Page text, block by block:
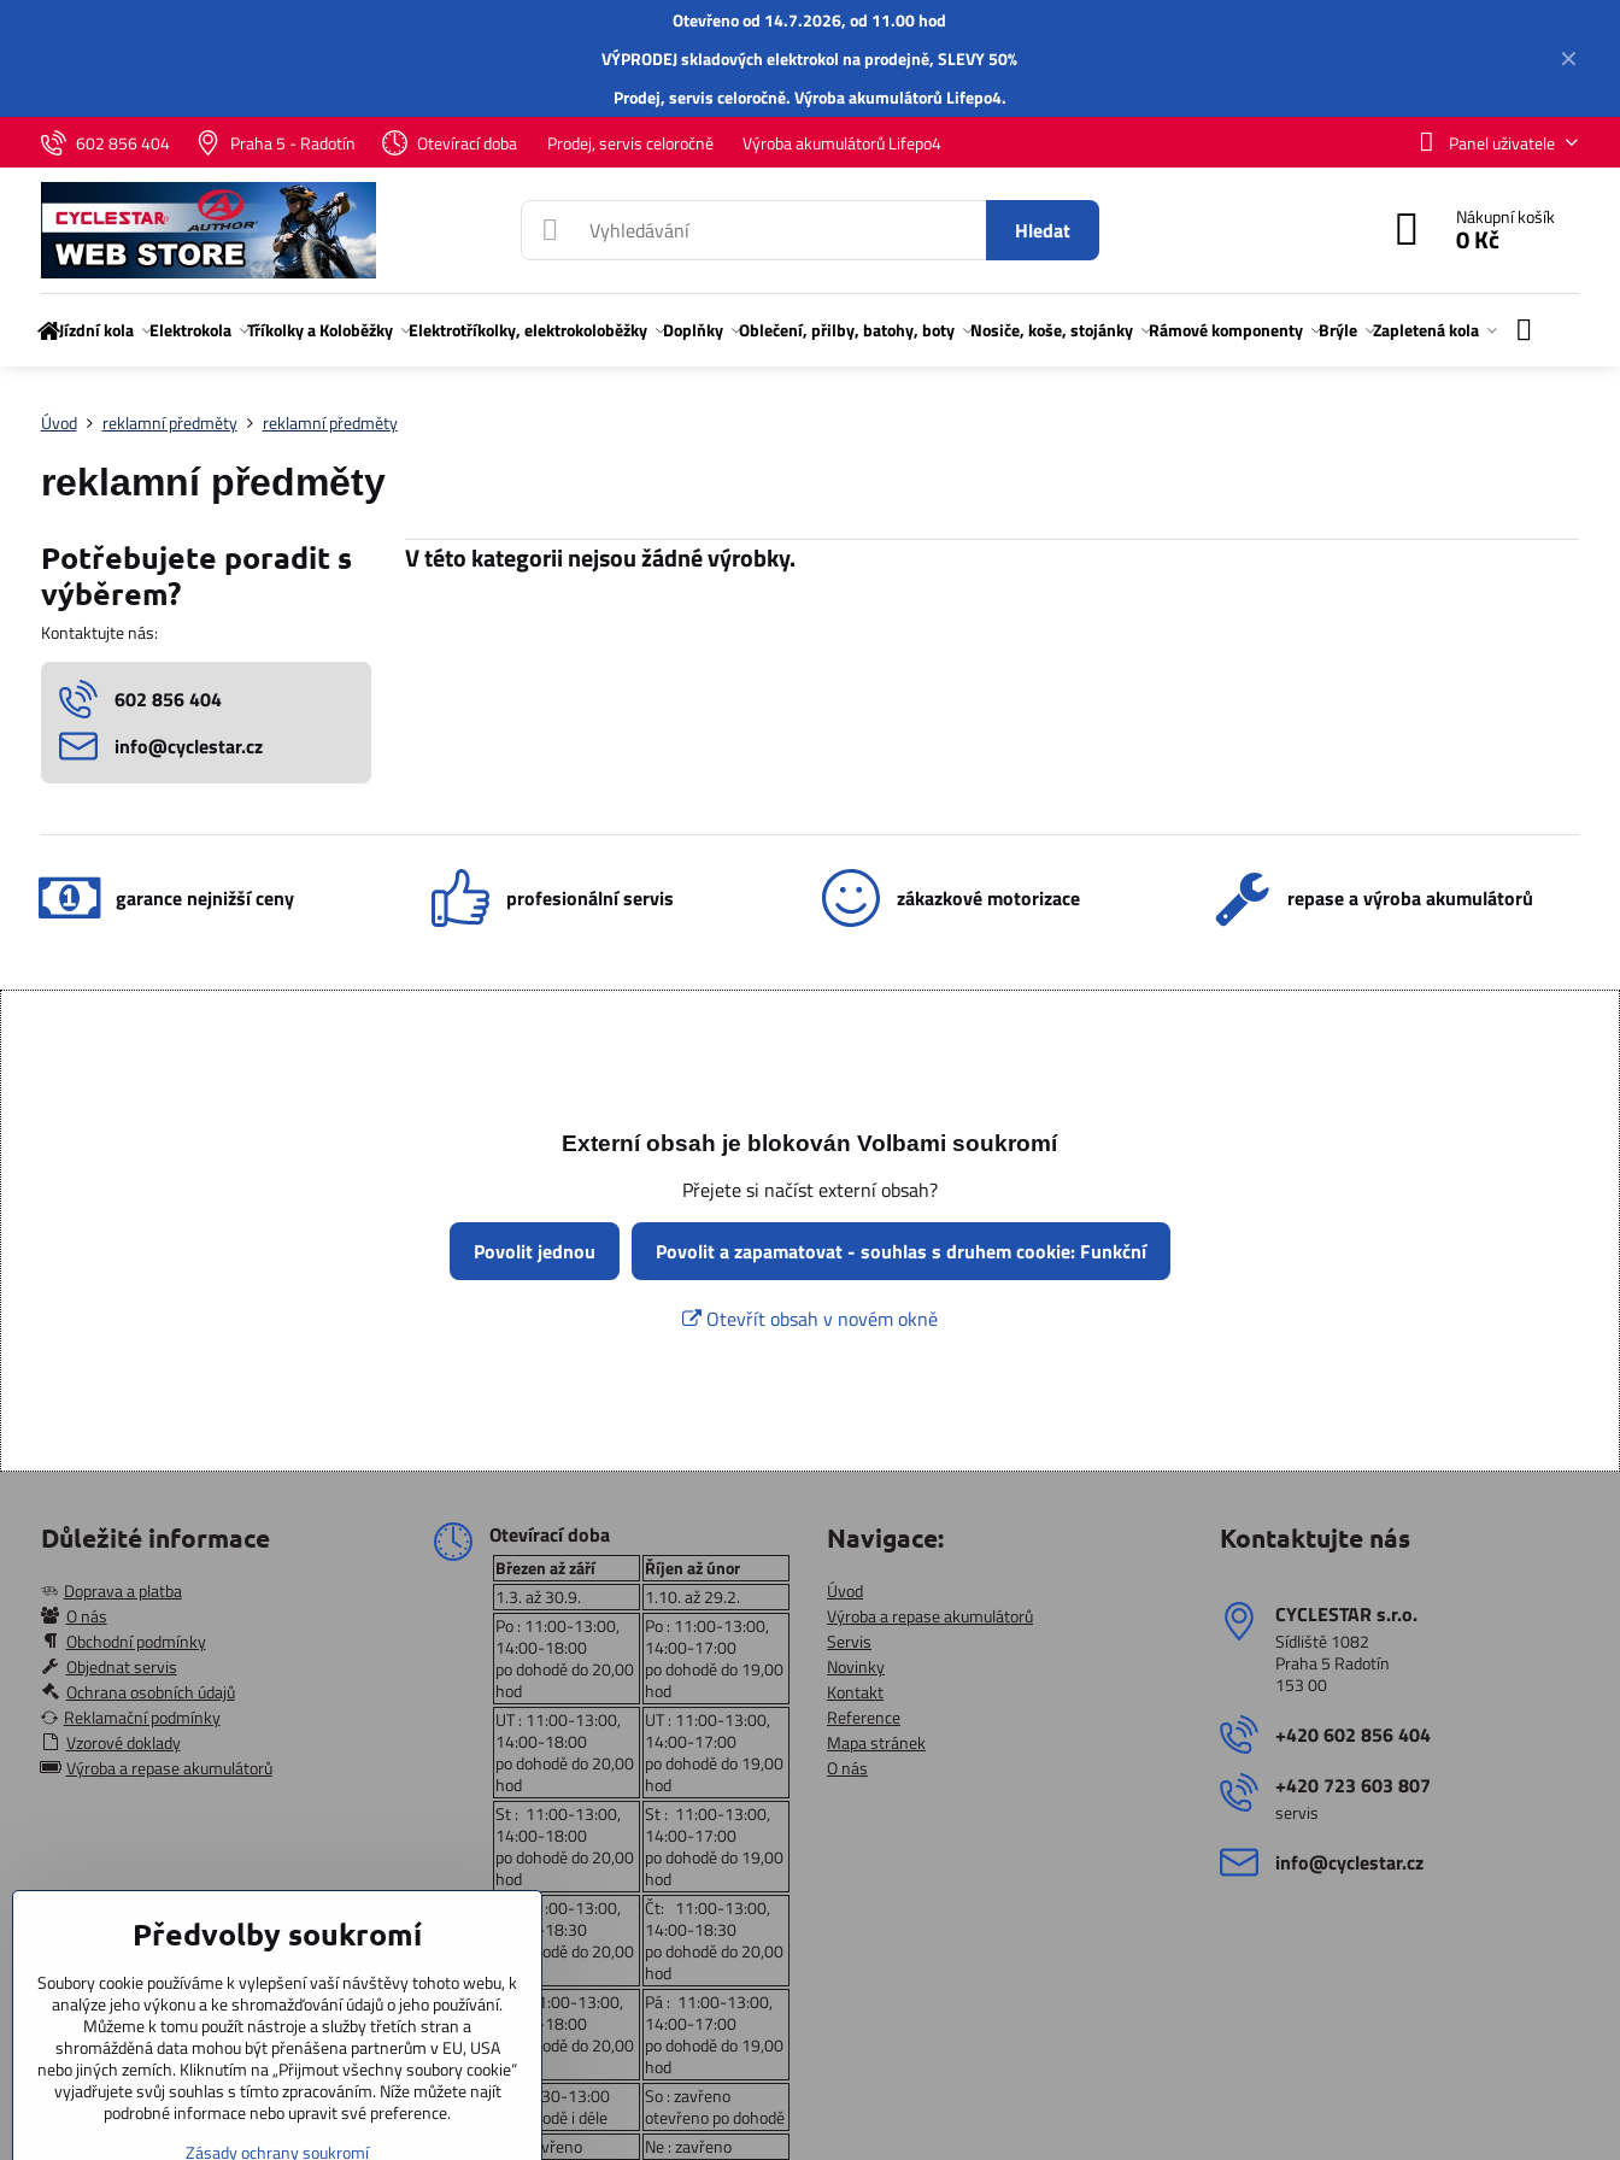
✕
Otevřeno od 14.7.2026, od 11.00 hod
VÝPRODEJ skladových elektrokol na prodejně, SLEVY 50%
Prodej,servisceloročně.Výroba akumulátorů Lifepo4.
602 856 404
Praha 5 - Radotín Otevírací doba Prodej, servis celoročně Výroba akumulátorů Lifepo4 Panel uživatele
Hledat Nákupní košík
0 Kč
Jízdní kola Elektrokola Tříkolky a Koloběžky Elektrotříkolky, elektrokoloběžky Doplňky Oblečení, přilby, batohy, boty Nosiče, koše, stojánky Rámové komponenty Brýle Zapletená kola
Úvod reklamní předměty reklamní předměty
reklamní předměty
Potřebujete poradit s
výběrem?
Kontaktujte nás:
602 856 404
info​@cyclestar​.cz
garance nejnižší ceny profesionální servis zákazkové motorizace repase a výroba akumulátorů
Externí obsah je blokován Volbami soukromí
Přejete si načíst externí obsah?
Povolit jednou Povolit a zapamatovat - souhlas s druhem cookie: Funkční
Otevřít obsah v novém okně
Důležité informace
Doprava a platba
O nás
Obchodní podmínky
Objednat servis
Ochrana osobních údajů
Reklamační podmínky
Vzorové doklady
Výroba a repase akumulátorů
Otevírací doba
Březen až září
Říjen až únor
1.3. až 30.9.
1.10. až 29.2.
Po : 11:00-13:00,
14:00-18:00
po dohodě do 20,00
hod
Po : 11:00-13:00,
14:00-17:00
po dohodě do 19,00
hod
UT : 11:00-13:00,
14:00-18:00
po dohodě do 20,00
hod
UT : 11:00-13:00,
14:00-17:00
po dohodě do 19,00
hod
St : 11:00-13:00,
14:00-18:00
po dohodě do 20,00
hod
St : 11:00-13:00,
14:00-17:00
po dohodě do 19,00
hod
Čt: 11:00-13:00,
14:00-18:30
po dohodě do 20,00
hod
Čt: 11:00-13:00,
14:00-18:30
po dohodě do 20,00
hod
Pá : 11:00-13:00,
14:00-18:00
po dohodě do 20,00
hod
Pá : 11:00-13:00,
14:00-17:00
po dohodě do 19,00
hod
So: 9:30-13:00
po dohodě i déle
So : zavřeno
otevřeno po dohodě
Ne : zavřeno
Ne : zavřeno
Navigace:
Úvod
Výroba a repase akumulátorů
Servis
Novinky
Kontakt
Reference
Mapa stránek
O nás
Kontaktujte nás
CYCLESTAR s​.r​.o​.
Sídliště 1082
Praha 5 Radotín
153 00
+420 602 856 404
+420 723 603 807
servis
info​@cyclestar​.cz
Předvolby soukromí
Soubory cookie používáme k vylepšení vaší návštěvy tohoto webu, k
analýze jeho výkonu a ke shromažďování údajů o jeho používání.
Můžeme k tomu použít nástroje a služby třetích stran a
shromážděná data mohou být přenášena partnerům v EU, USA
nebo jiných zemích. Kliknutím na „Přijmout všechny soubory cookie“
vyjadřujete svůj souhlas s tímto zpracováním. Níže můžete najít
podrobné informace nebo upravit své preference.
Zásady ochrany soukromí